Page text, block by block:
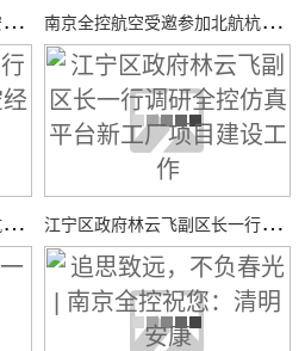
南
京全控受邀出席航空交通安全与适航技术研讨会 南
京全控航空受邀参加北航杭州国际校园“中西日”活动，共探校企合作与智能装备创新发展
智
汇低空，聚力同行｜全控航空共探低空经济装备新机遇 江
宁区政府林云飞副区长一行调研全控仿真平台新工厂项目建设工作